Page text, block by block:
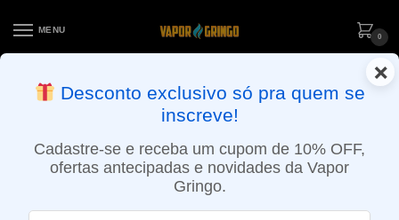
MENU
0
ENTREGA NO MESMO DIA EM SÃO PAULO (SEG A SEX): PEDIDOS
APROVADOS ATÉ 15:30 VIA MOTOBOY
×
Desconto exclusivo só pra quem se
inscreve!
Cadastre-se e receba um cupom de 10% OFF,
ofertas antecipadas e novidades da Vapor
Gringo.